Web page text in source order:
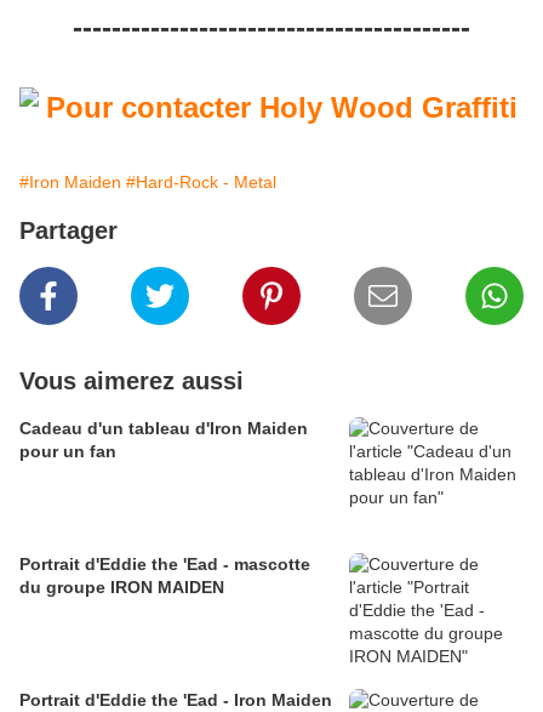
-----------------------------------------
#Iron Maiden #Hard-Rock - Metal
Partager
Vous aimerez aussi
Cadeau d'un tableau d'Iron Maiden
pour un fan
Portrait d'Eddie the 'Ead - mascotte
du groupe IRON MAIDEN
Portrait d'Eddie the 'Ead - Iron Maiden